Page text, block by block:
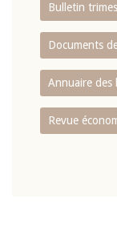
Bulletin
Documents
Annuaire des
Revue